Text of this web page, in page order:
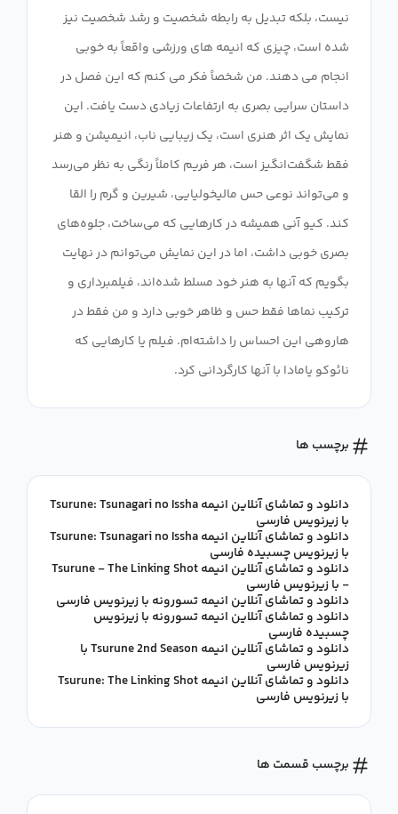
نیست، بلکه تبدیل به رابطه شخصیت و رشد شخصیت نیز
شده است، چیزی که انیمه های ورزشی واقعاً به خوبی
انجام می دهند. من شخصاً فکر می کنم که این فصل در
داستان سرایی بصری به ارتفاعات زیادی دست یافت. این
نمایش یک اثر هنری است، یک زیبایی ناب، انیمیشن و هنر
فقط شگفت‌انگیز است، هر فریم کاملاً رنگی به نظر می‌رسد
و می‌تواند نوعی حس مالیخولیایی، شیرین و گرم را القا
کند. کیو آنی همیشه در کارهایی که می‌ساخت، جلوه‌های
بصری خوبی داشت، اما در این نمایش می‌توانم در نهایت
بگویم که آنها به هنر خود مسلط شده‌اند، فیلمبرداری و
ترکیب نماها فقط حس و ظاهر خوبی دارد و من فقط در
هاروهی این احساس را داشته‌ام. فیلم یا کارهایی که
نائوکو یامادا با آنها کارگردانی کرد.
برچسب ها
دانلود و تماشای آنلاین انیمه Tsurune: Tsunagari no Issha
با زیرنویس فارسی
دانلود و تماشای آنلاین انیمه Tsurune: Tsunagari no Issha
با زیرنویس چسبیده فارسی
دانلود و تماشای آنلاین انیمه Tsurune - The Linking Shot
- با زیرنویس فارسی
دانلود و تماشای آنلاین انیمه تسورونه با زیرنویس فارسی
دانلود و تماشای آنلاین انیمه تسورونه با زیرنویس
چسبیده فارسی
دانلود و تماشای آنلاین انیمه Tsurune 2nd Season با
زیرنویس فارسی
دانلود و تماشای آنلاین انیمه Tsurune: The Linking Shot
با زیرنویس فارسی
برچسب قسمت ها